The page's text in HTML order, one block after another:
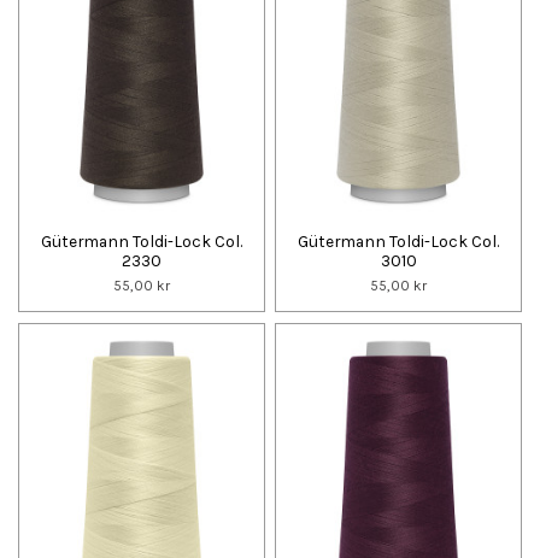
Gütermann Toldi-Lock Col.
2330
55,00 kr
Gütermann Toldi-Lock Col.
3010
55,00 kr